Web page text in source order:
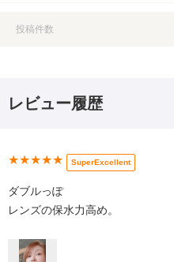
投稿件数
レビュー履歴
★★★★★ SuperExcellent
ダブルっぽ
レンズの保水力高め。